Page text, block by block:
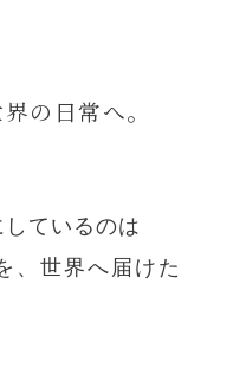
の日常へ。
ているのは
、世界へ届けた